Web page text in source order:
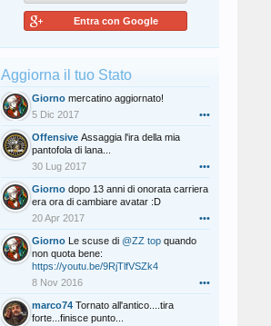
Entra con Google
Aggiorna il tuo Stato
Giorno mercatino aggiornato!
5 Dic 2017
•••
Offensive Assaggia l'ira della mia
pantofola di lana...
30 Lug 2017
•••
Giorno dopo 13 anni di onorata carriera
era ora di cambiare avatar :D
20 Apr 2017
•••
Giorno Le scuse di @ZZ top quando
non quota bene:
https://youtu.be/9RjTlfVSZk4
8 Nov 2016
•••
marco74 Tornato all'antico....tira
forte...finisce punto...